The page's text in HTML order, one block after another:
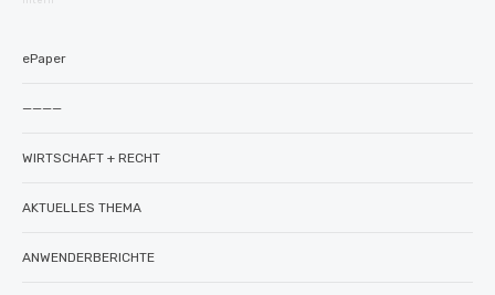
ePaper
————
WIRTSCHAFT + RECHT
AKTUELLES THEMA
ANWENDERBERICHTE